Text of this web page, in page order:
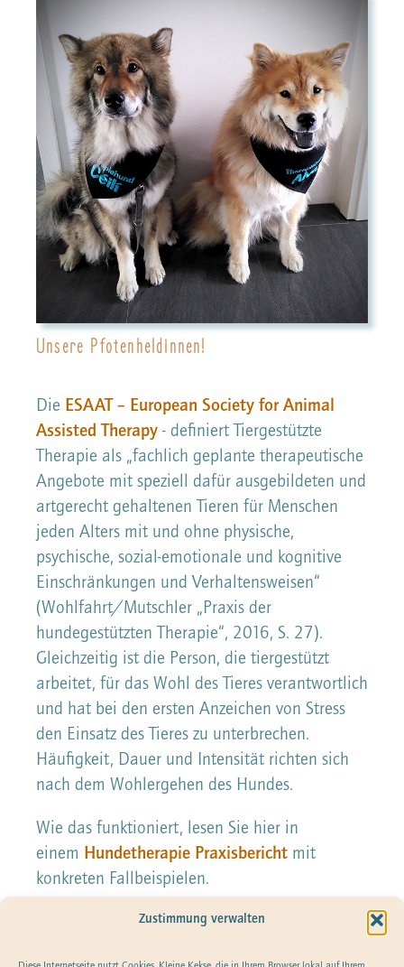
Zustimmung verwalten
Unsere Pfotenheldinnen!
Die ESAAT – European Society for Animal
Assisted Therapy - definiert Tiergestützte
Therapie als „fachlich geplante therapeutische
Angebote mit speziell dafür ausgebildeten und
artgerecht gehaltenen Tieren für Menschen
jeden Alters mit und ohne physische,
psychische, sozial-emotionale und kognitive
Einschränkungen und Verhaltensweisen“
(Wohlfahrt/Mutschler „Praxis der
hundegestützten Therapie“, 2016, S. 27).
Gleichzeitig ist die Person, die tiergestützt
arbeitet, für das Wohl des Tieres verantwortlich
und hat bei den ersten Anzeichen von Stress
den Einsatz des Tieres zu unterbrechen.
Häufigkeit, Dauer und Intensität richten sich
nach dem Wohlergehen des Hundes.
Wie das funktioniert, lesen Sie hier in
einem Hundetherapie Praxisbericht mit
konkreten Fallbeispielen.